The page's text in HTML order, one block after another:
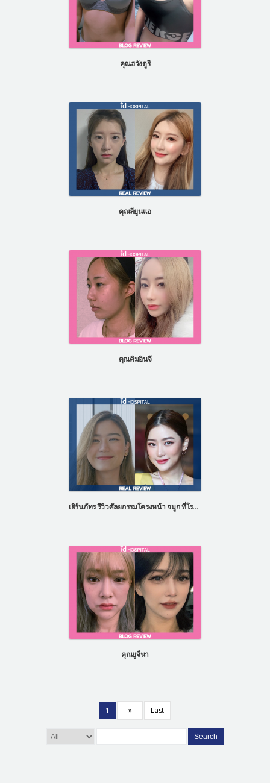
คุณฮวังดูรี
คุณลียูนแอ
คุณคิมอินจี
เอิร์นภัทร รีวิวศัลยกรรมโครงหน้า จมูก ที่โรงพยาบาลไอดี ประเทศเกาหลี
คุณยูจีนา
1 » Last
Search